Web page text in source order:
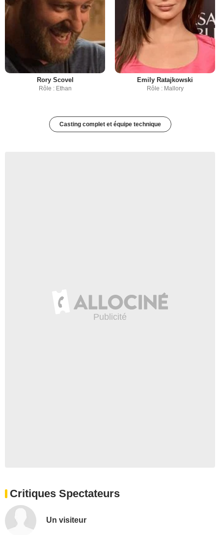
Rory Scovel
Rôle : Ethan
Emily Ratajkowski
Rôle : Mallory
Casting complet et équipe technique
Critiques Spectateurs
Un visiteur